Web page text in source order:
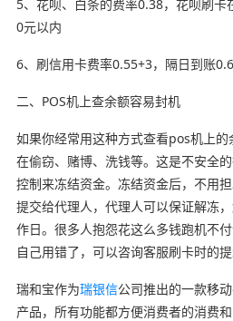
5、花呗、白条的费率0.38，花呗刷
0元以内
6、刷信用卡费率0.55+3，隔日到账0.6
二、POS机上查余额容易封机
如果你经常用这种方式查看pos机上
在偷窃、赌博、洗钱等。这是不安全
控制来冻结资金。冻结资金后，不用
提交给代理人，代理人可以保证解冻
作日。很多人抱怨花这么多钱跑机不
自己用错了，可以咨询客服刷卡时的提
瑞和宝作为瑞银信公司推出的一款移
产品，所有功能都方便消费者的消费